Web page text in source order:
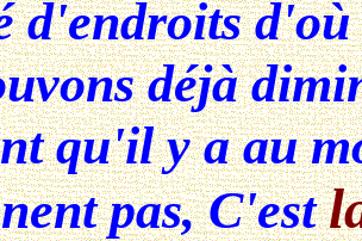
d'endroits
déjà
qu'il y a au
pas, C'est